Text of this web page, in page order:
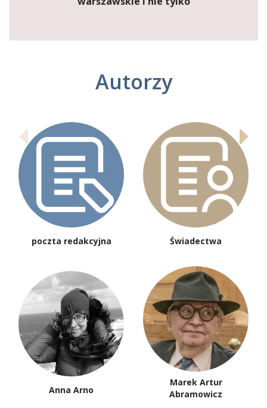
Autorzy
poczta redakcyjna Świadectwa
Anna Arno
Marek Artur
Abramowicz